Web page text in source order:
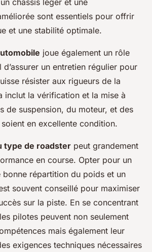
sont essentiels pour offrir
et une stabilité optimale.
joue également un rôle
un entretien régulier pour
résister aux rigueurs de la
inclut la vérification et la mise à
de suspension, du moteur, et des
en excellente condition.
type de roadster peut grandement
en course. Opter pour un
bonne répartition du poids et un
souvent conseillé pour maximiser
sur la piste. En se concentrant
pilotes peuvent non seulement
mais également leur
exigences techniques nécessaires